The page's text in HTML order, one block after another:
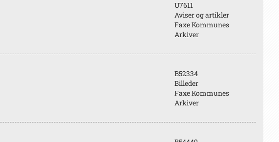
U7611
Aviser og artikler
Faxe Kommunes
Arkiver
B52334
Billeder
Faxe Kommunes
Arkiver